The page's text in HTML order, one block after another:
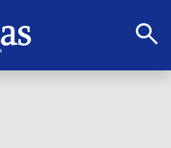
search